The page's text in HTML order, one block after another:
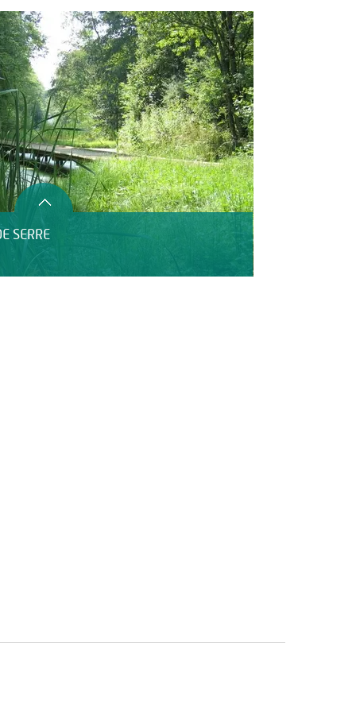
SERRE